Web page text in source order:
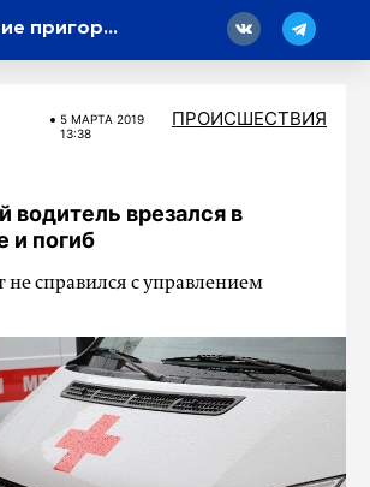
Расписание пригородных поездов изменилось из-за строительства ВСМ Москва – Петербург
5 МАРТA 2019
13:38
ПРОИСШЕСТВИЯ
водитель врезался в
и погиб
не справился с управлением